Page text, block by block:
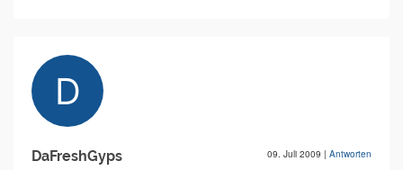
DaFreshGyps 09. Juli 2009 | Antworten